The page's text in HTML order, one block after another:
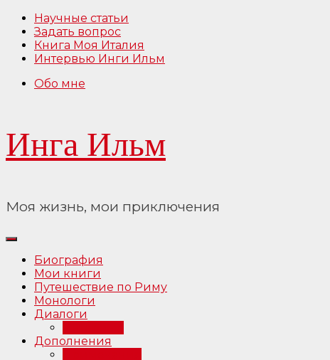
Перейти
содержимому
Научные статьи
Задать вопрос
Книга Моя Италия
Интервью Инги Ильм
Обо мне
Инга Ильм
Моя жизнь, мои приключения
Биография
Мои книги
Путешествие по Риму
Монологи
Диалоги
Дополнения